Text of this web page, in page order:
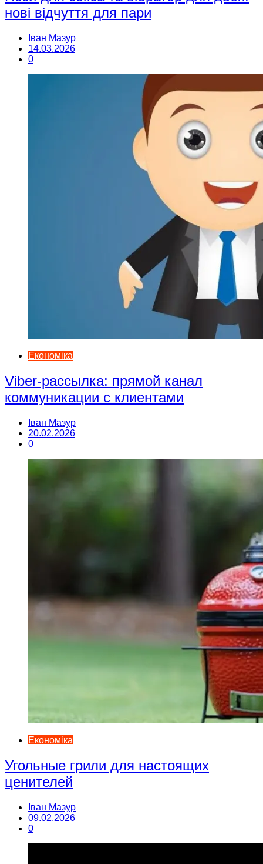
нові відчуття для пари
Іван Мазур
14.03.2026
0
Економіка
Viber-рассылка: прямой канал
коммуникации с клиентами
Іван Мазур
20.02.2026
0
Економіка
Угольные грили для настоящих
ценителей
Іван Мазур
09.02.2026
0